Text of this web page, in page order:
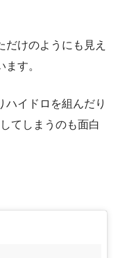
だけのようにも見え
す。
ハイドロを組んだり
てしまうのも面白